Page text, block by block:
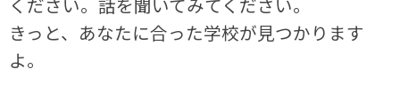
きっと、あなたに合った学校が見つかります
よ。